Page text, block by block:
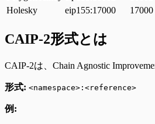
Holesky
eip155:17000 17000
CAIP-2形式とは
CAIP-2は、Chain Agnostic
形式: <namespace>:<reference>
例: